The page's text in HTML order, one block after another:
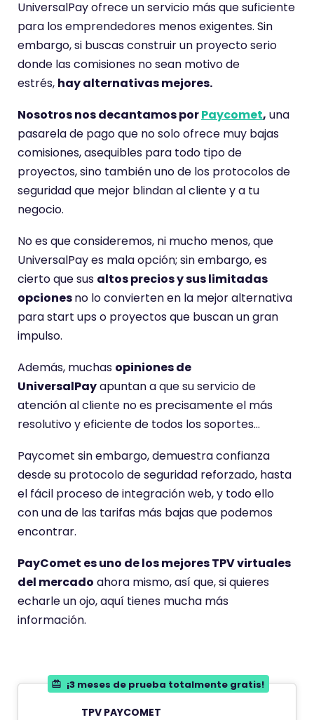
UniversalPay ofrece un servicio más que suficiente
para los emprendedores menos exigentes. Sin
embargo, si buscas construir un proyecto serio
donde las comisiones no sean motivo de
estrés, hay alternativas mejores.
Nosotros nos decantamos porPaycomet, una
pasarela de pago que no solo ofrece muy bajas
comisiones, asequibles para todo tipo de
proyectos, sino también uno de los protocolos de
seguridad que mejor blindan al cliente y a tu
negocio.
No es que consideremos, ni mucho menos, que
UniversalPay es mala opción; sin embargo, es
cierto que sus altos precios y sus limitadas
opcionesno lo convierten en la mejor alternativa
para start ups o proyectos que buscan un gran
impulso.
Además, muchas opiniones de
UniversalPayapuntan a que su servicio de
atención al cliente no es precisamente el más
resolutivo y eficiente de todos los soportes…
Paycomet sin embargo, demuestra confianza
desde su protocolo de seguridad reforzado, hasta
el fácil proceso de integración web, y todo ello
con una de las tarifas más bajas que podemos
encontrar.
PayComet es uno de los mejores TPV virtuales
del mercado ahora mismo, así que, si quieres
echarle un ojo, aquí tienes mucha más
información.
¡3 meses de prueba totalmente gratis!
TPV PAYCOMET